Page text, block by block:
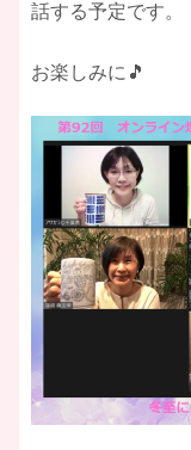
話する予定です。
お楽しみに🎵